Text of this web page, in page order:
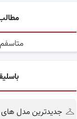
جدیدترین مدل های